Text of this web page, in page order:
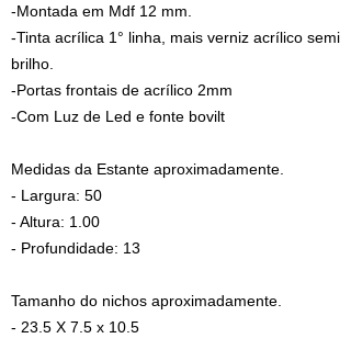
-Montada em Mdf 12 mm.
-Tinta acrílica 1° linha, mais verniz acrílico semi
brilho.
-Portas frontais de acrílico 2mm
-Com Luz de Led e fonte bovilt
Medidas da Estante aproximadamente.
- Largura: 50
- Altura: 1.00
- Profundidade: 13
Tamanho do nichos aproximadamente.
- 23.5 X 7.5 x 10.5